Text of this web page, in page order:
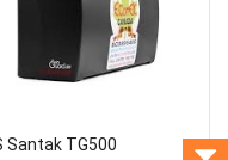
Santak TG500